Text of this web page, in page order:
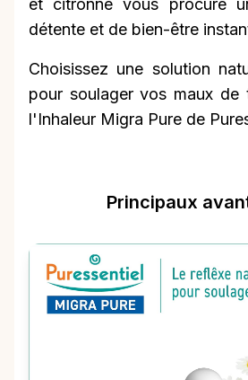
et citronné vous procure
détente et de bien-être
Choisissez une solution
pour soulager vos maux de
l'Inhaleur Migra Pure de
Principaux